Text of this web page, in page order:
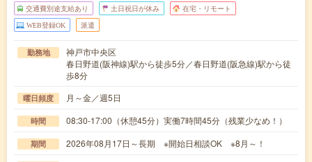
交通費別途支給あり 土日祝日が休み 在宅・リモート
WEB登録OK 派遣
勤務地
神戸市中央区
春日野道(阪神線)駅から徒歩5分／春日野道(阪急線)駅から徒
歩8分
曜日頻度 月～金／週5日
時間 08:30-17:00（休憩45分）実働7時間45分（残業少なめ！）
期間 2026年08月17日～長期 ※開始日相談OK ※8月～！